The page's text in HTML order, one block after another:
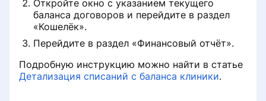
Откройте окно с указанием текущего
баланса договоров и перейдите в раздел
«Кошелёк».
Перейдите в раздел «Финансовый отчёт».
Подробную инструкцию можно найти в статье
Детализация списаний с баланса клиники.